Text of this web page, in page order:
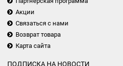
Акции
Связаться с нами
Возврат товара
Карта сайта
ПОДПИСКА НА НОВОСТИ